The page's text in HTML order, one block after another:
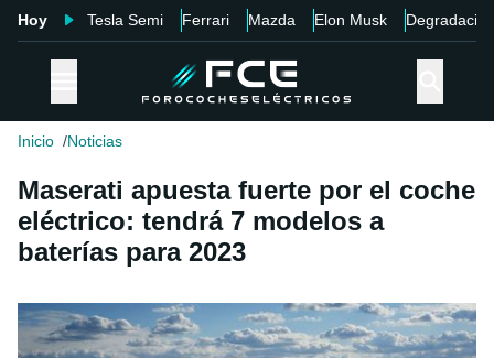
Hoy Tesla Semi Ferrari Mazda Elon Musk Degradación
Inicio Noticias
Maserati apuesta fuerte por el coche
eléctrico: tendrá 7 modelos a
baterías para 2023